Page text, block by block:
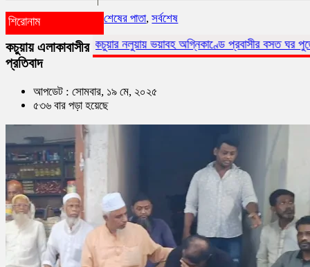
শিরোনাম
কচুয়ার নলুয়ায় ভয়াবহ অগ্নিকাণ্ডে প্রবাসীর বসত ঘর পুড়ে ছাই,ক্ষয়ক্ষতি ১৫
শেষের পাতা,সর্বশেষ
কচুয়ায় এলাকাবাসীর
প্রতিবাদ
আপডেট : সোমবার, ১৯ মে, ২০২৫
৫৩৬ বার পড়া হয়েছে